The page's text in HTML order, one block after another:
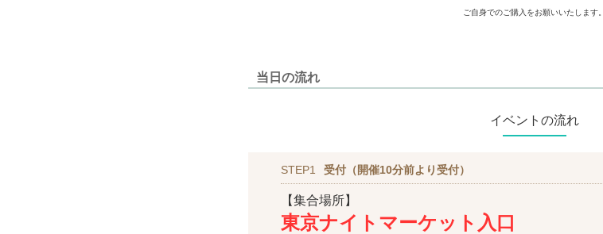
ご自身でのご購入をお願いいたします。
当日の流れ
イベントの流れ
STEP1 受付（開催10分前より受付）
【集合場所】
東京ナイトマーケット入口